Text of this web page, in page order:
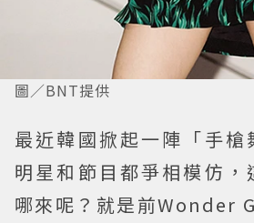
圖／BNT提供
最近韓國掀起一陣「手槍
明星和節目都爭相模仿，
哪來呢？就是前Wonder